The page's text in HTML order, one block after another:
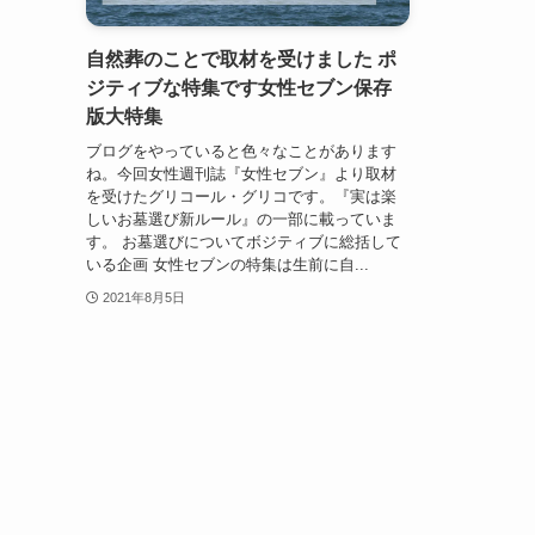
自然葬のことで取材を受けました ポ
ジティブな特集です女性セブン保存
版大特集
ブログをやっていると色々なことがあります
ね。今回女性週刊誌『女性セブン』より取材
を受けたグリコール・グリコです。『実は楽
しいお墓選び新ルール』の一部に載っていま
す。 お墓選びについてボジティブに総括して
いる企画 女性セブンの特集は生前に自...
2021年8月5日